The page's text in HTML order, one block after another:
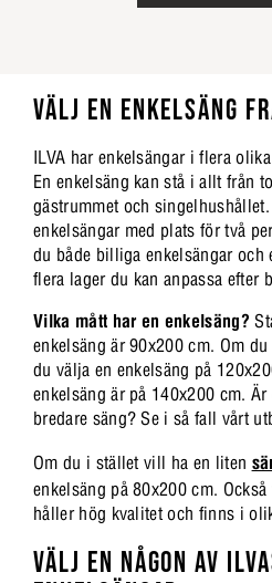
VÄLJ EN ENKELSÄNG
ILVA har enkelsängar i flera
En enkelsäng kan stå i allt från
gästrummet och
enkelsängar med plats för två
du både billiga enkelsängar och
flera lager du kan anpassa efter
Vilka mått har en enkelsäng?
enkelsäng är 90x200 cm. Om
du välja en enkelsäng på
enkelsäng är på 140x200 cm.
bredare säng? Se i så fall vårt
Om du i stället vill ha en liten
enkelsäng på 80x200 cm.
håller hög kvalitet och finns i
VÄLJ EN NÅGON AV